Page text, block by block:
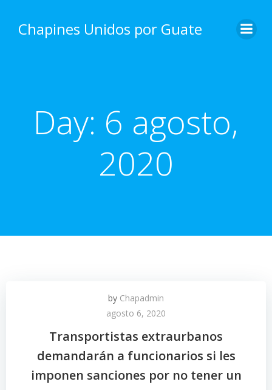
content
Chapines Unidos por Guate
Day: 6 agosto,
2020
by Chapadmin
agosto 6, 2020
Transportistas extraurbanos
demandarán a funcionarios si les
imponen sanciones por no tener un